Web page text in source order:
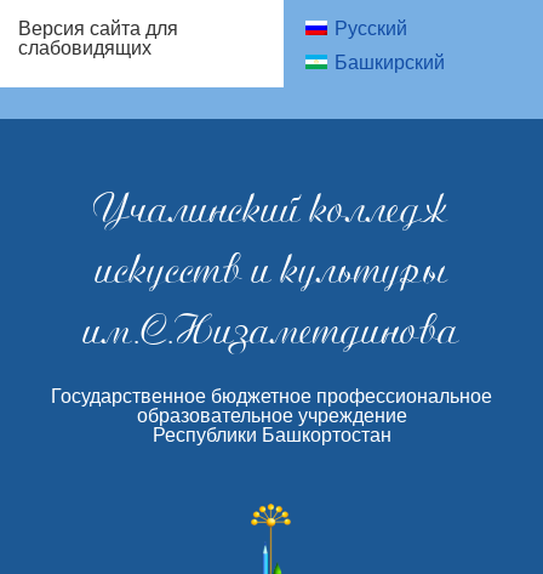
Версия сайта для
слабовидящих
Русский
Башкирский
Учалинский колледж
искусств и культуры
им.С.Низаметдинова
Государственное бюджетное профессиональное
образовательное учреждение
Республики Башкортостан